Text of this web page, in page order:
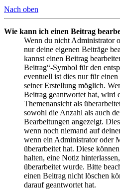
Nach oben
Wie kann ich einen Beitrag
Wenn du nicht Administrator
nur deine eigenen Beiträge
kannst einen Beitrag
Beitrag“-Symbol für den
eventuell ist dies nur für
seiner Erstellung möglich.
Beitrag geantwortet hat, wird
Themenansicht als
sowohl die Anzahl als auch
Bearbeitungen angezeigt.
wenn noch niemand auf
wenn ein Administrator oder
überarbeitet hat. Diese
halten, eine Notiz
überarbeitet wurde. Bitte
einen Beitrag nicht löschen
darauf geantwortet hat.